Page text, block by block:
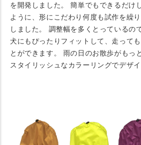
を開発しました。 簡単でもできるだけ
ように、形にこだわり何度も試作を繰
しました。 調整幅を多くとっているの
犬にもぴったりフィットして、走って
とができます。 雨の日のお散歩がもっ
スタイリッシュなカラーリングでデザイ